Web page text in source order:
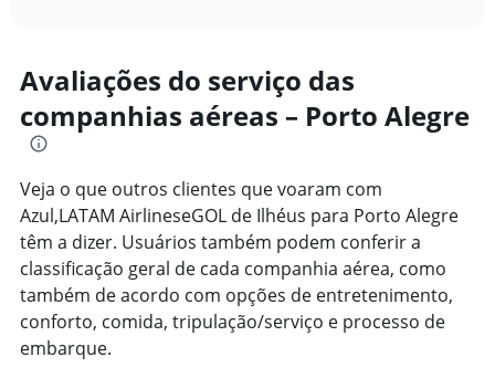
Avaliações do serviço das
companhias aéreas – Porto Alegre
Veja o que outros clientes que voaram com
Azul,LATAM AirlineseGOL de Ilhéus para Porto Alegre
têm a dizer. Usuários também podem conferir a
classificação geral de cada companhia aérea, como
também de acordo com opções de entretenimento,
conforto, comida, tripulação/serviço e processo de
embarque.